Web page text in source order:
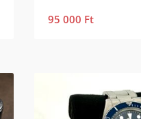
95 000 Ft